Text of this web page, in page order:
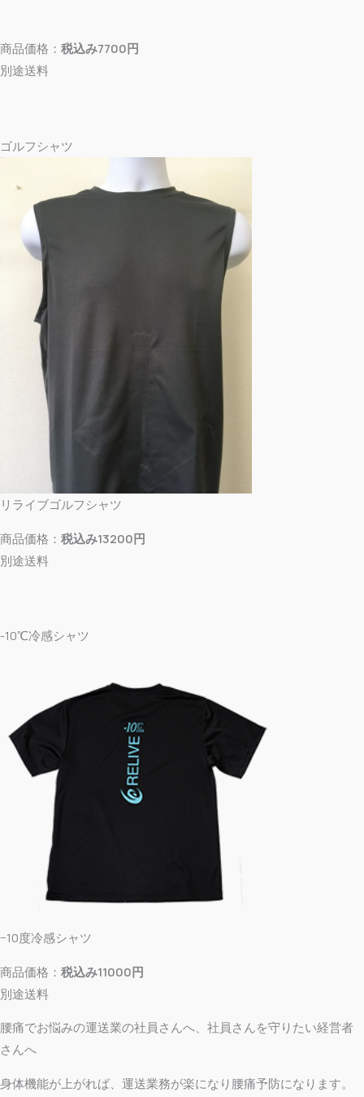
商品価格： 税込み7700円
別途送料
ゴルフシャツ
リライブゴルフシャツ
商品価格： 税込み13200円
別途送料
-10℃冷感シャツ
−10度冷感シャツ
商品価格： 税込み11000円
別途送料
腰痛でお悩みの運送業の社員さんへ、社員さんを守りたい経営者
さんへ
身体機能が上がれば、運送業務が楽になり腰痛予防になります。